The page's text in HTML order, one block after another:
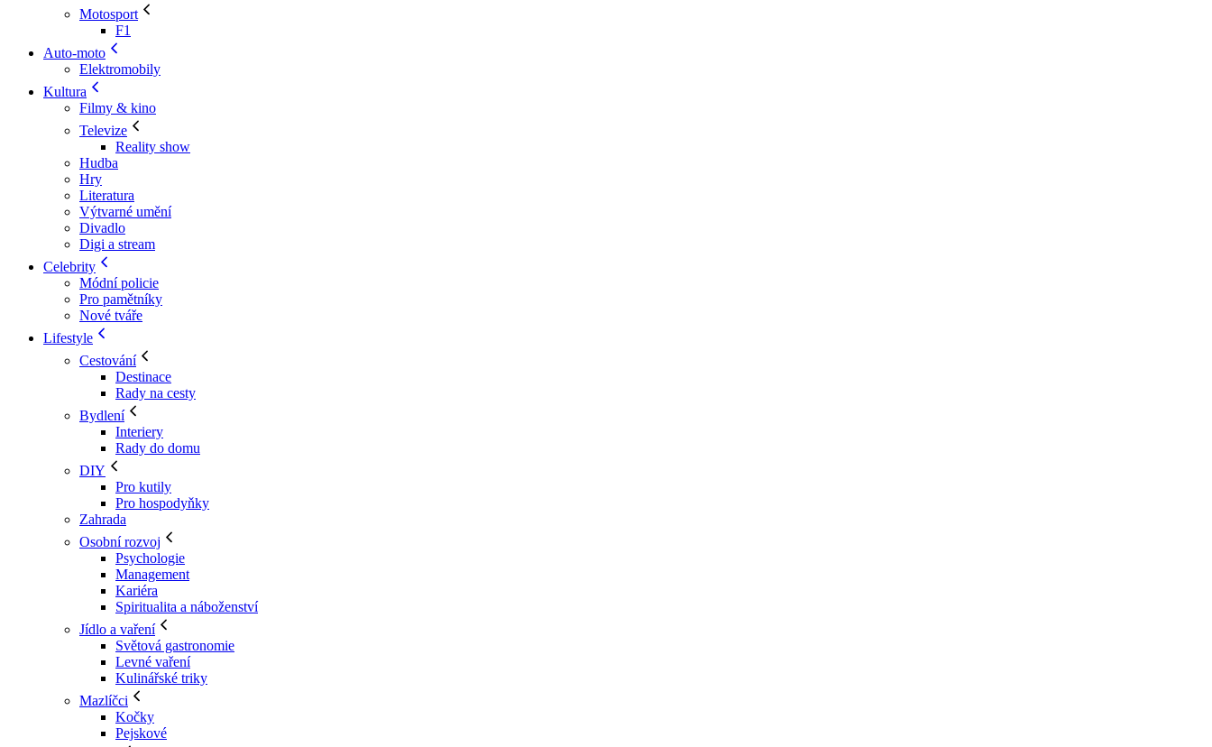
Motosport
F1
Auto-moto
Elektromobily
Kultura
Filmy & kino
Televize
Reality show
Hudba
Hry
Literatura
Výtvarné umění
Divadlo
Digi a stream
Celebrity
Módní policie
Pro pamětníky
Nové tváře
Lifestyle
Cestování
Destinace
Rady na cesty
Bydlení
Interiery
Rady do domu
DIY
Pro kutily
Pro hospodyňky
Zahrada
Osobní rozvoj
Psychologie
Management
Kariéra
Spiritualita a náboženství
Jídlo a vaření
Světová gastronomie
Levné vaření
Kulinářské triky
Mazlíčci
Kočky
Pejskové